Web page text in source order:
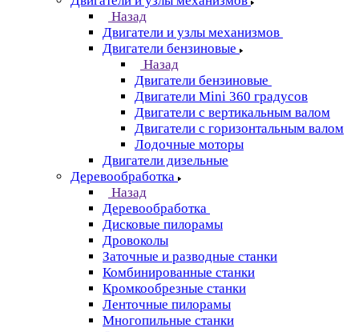
Назад
Двигатели и узлы механизмов
Двигатели бензиновые
Назад
Двигатели бензиновые
Двигатели Mini 360 градусов
Двигатели с вертикальным валом
Двигатели с горизонтальным валом
Лодочные моторы
Двигатели дизельные
Деревообработка
Назад
Деревообработка
Дисковые пилорамы
Дровоколы
Заточные и разводные станки
Комбинированные станки
Кромкообрезные станки
Ленточные пилорамы
Многопильные станки